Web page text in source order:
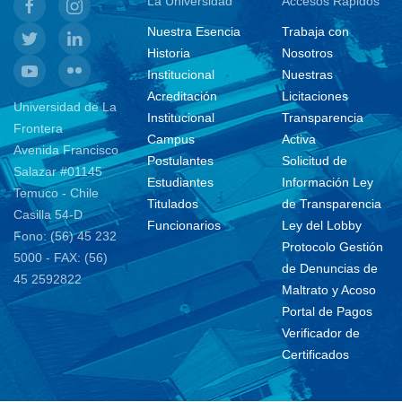
Universidad de La
Frontera
Avenida Francisco
Salazar #01145
Temuco - Chile
Casilla 54-D
Fono: (56) 45 232
5000 - FAX: (56)
45 2592822
Nuestra Esencia
Historia
Institucional
Acreditación
Institucional
Campus
Postulantes
Estudiantes
Titulados
Funcionarios
Trabaja con
Nosotros
Nuestras
Licitaciones
Transparencia
Activa
Solicitud de
Información Ley
de Transparencia
Ley del Lobby
Protocolo Gestión
de Denuncias de
Maltrato y Acoso
Portal de Pagos
Verificador de
Certificados